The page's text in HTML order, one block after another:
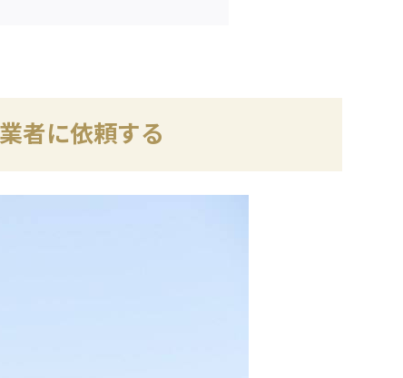
者に依頼する